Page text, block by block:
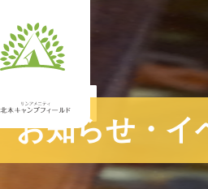
JA
お知らせ・イ